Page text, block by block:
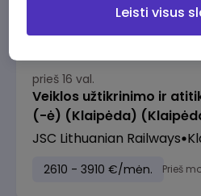
prieš 16 val.
Veiklos užtikrinimo ir
(-ė) (Klaipėda)
JSC Lithuanian Railways
2610 - 3910 €/mėn. Prieš
Leisti visus